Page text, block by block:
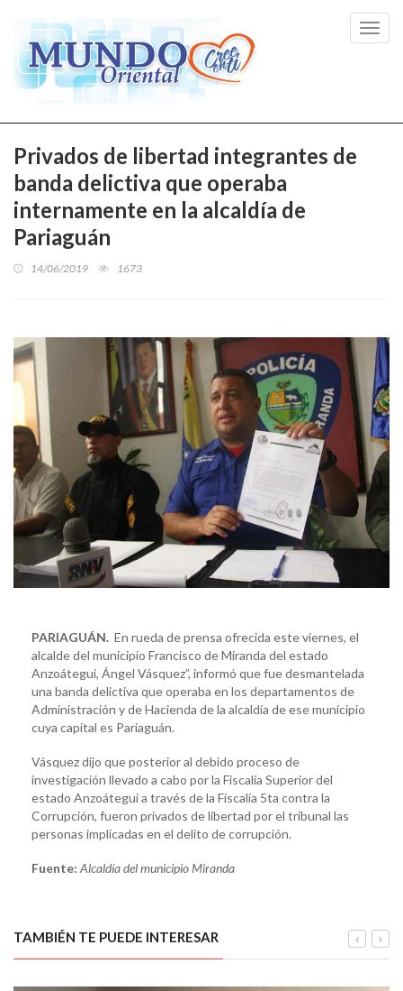
Privados de libertad integrantes de
banda delictiva que operaba
internamente en la alcaldía de
Pariaguán
14/06/2019 1673
PARIAGUÁN. En rueda de prensa ofrecida este viernes, el
alcalde del municipio Francisco de Miranda del estado
Anzoátegui, Ángel Vásquez”, informó que fue desmantelada
una banda delictiva que operaba en los departamentos de
Administración y de Hacienda de la alcaldía de ese municipio
cuya capital es Pariaguán.
Vásquez dijo que posterior al debido proceso de
investigación llevado a cabo por la Fiscalía Superior del
estado Anzoátegui a través de la Fiscalía 5ta contra la
Corrupción, fueron privados de libertad por el tribunal las
personas implicadas en el delito de corrupción.
Fuente: Alcaldía del municipio Miranda
TAMBIÉN TE PUEDE INTERESAR